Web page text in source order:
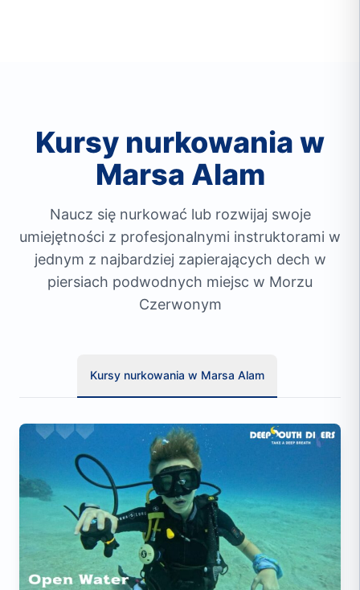
Kursy nurkowania w
Marsa Alam
Naucz się nurkować lub rozwijaj swoje
umiejętności z profesjonalnymi instruktorami w
jednym z najbardziej zapierających dech w
piersiach podwodnych miejsc w Morzu
Czerwonym
Kursy nurkowania w Marsa Alam